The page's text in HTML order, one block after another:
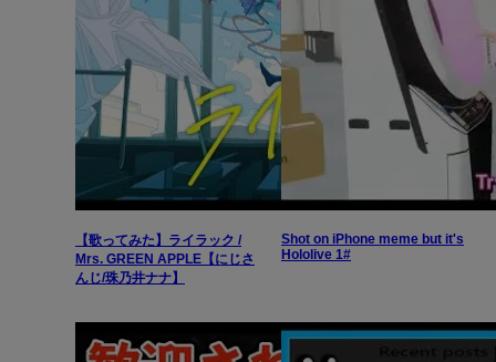
【歌ってみた】ライラック /
Mrs. GREEN APPLE【にじさ
んじ/珠乃井ナナ】
Shot on iPhone meme but it's
Hololive 1#